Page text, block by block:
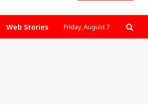
Web Stories Friday, August 7